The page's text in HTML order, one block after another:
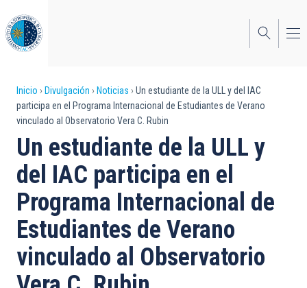
al
contenido
principal
Sobrescribir
enlaces
de
ayuda
a
la
navegación
Inicio Divulgación Noticias
Un estudiante de la ULL y del IAC
participa en el Programa Internacional de Estudiantes de Verano
vinculado al Observatorio Vera C. Rubin
Un estudiante de la ULL y
del IAC participa en el
Programa Internacional de
Estudiantes de Verano
vinculado al Observatorio